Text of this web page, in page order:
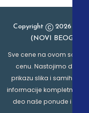
Copyright
2026
(NOVI
Sve cene na ovom sajtu
cenu. Nastojimo da
prikazu slika i samih
informacije kompletne i
deo naše ponude i ne